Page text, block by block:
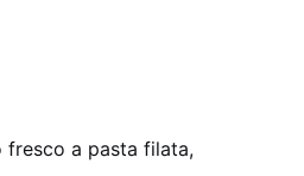
fresco a pasta filata,